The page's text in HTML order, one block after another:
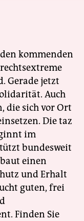
kommenden
Gerade jetzt
Auch
die sich vor Ort
Die taz
im
bundesweit
einen
und Erhalt
guten, frei
Finden Sie